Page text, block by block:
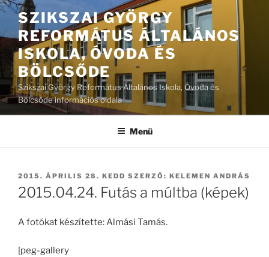
Tartalomhoz
SZIKSZAI GYÖRGY
REFORMÁTUS ÁLTALÁNOS
ISKOLA, ÓVODA ÉS
BÖLCSŐDE
Szikszai György Református Általános Iskola, Óvoda és
Bölcsőde információs oldala
Menü
BEKÜLDVE:
2015. ÁPRILIS 28. KEDD SZERZŐ: KELEMEN ANDRÁS
2015.04.24. Futás a múltba (képek)
A fotókat készítette: Almási Tamás.
[peg-gallery